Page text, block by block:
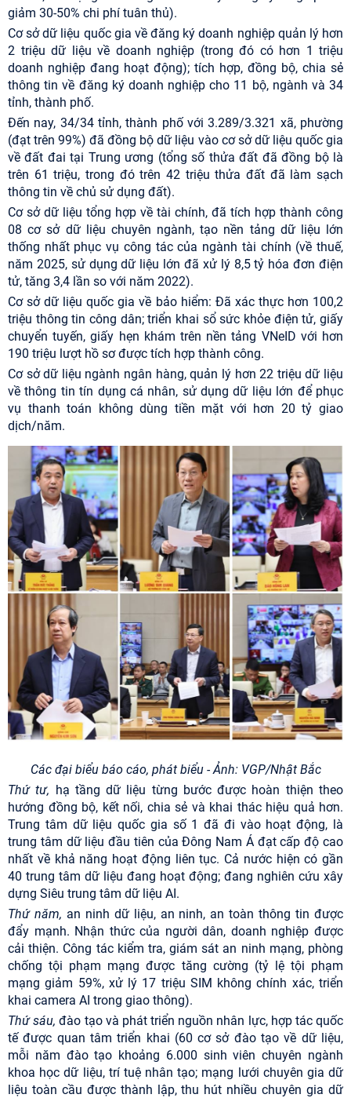
giảm 30-50% chi phí tuân thủ).
Cơ sở dữ liệu quốc gia về đăng ký doanh nghiệp quản lý hơn
2 triệu dữ liệu về doanh nghiệp (trong đó có hơn 1 triệu
doanh nghiệp đang hoạt động); tích hợp, đồng bộ, chia sẻ
thông tin về đăng ký doanh nghiệp cho 11 bộ, ngành và 34
tỉnh, thành phố.
Đến nay, 34/34 tỉnh, thành phố với 3.289/3.321 xã, phường
(đạt trên 99%) đã đồng bộ dữ liệu vào cơ sở dữ liệu quốc gia
về đất đai tại Trung ương (tổng số thửa đất đã đồng bộ là
trên 61 triệu, trong đó trên 42 triệu thửa đất đã làm sạch
thông tin về chủ sử dụng đất).
Cơ sở dữ liệu tổng hợp về tài chính, đã tích hợp thành công
08 cơ sở dữ liệu chuyên ngành, tạo nền tảng dữ liệu lớn
thống nhất phục vụ công tác của ngành tài chính (về thuế,
năm 2025, sử dụng dữ liệu lớn đã xử lý 8,5 tỷ hóa đơn điện
tử, tăng 3,4 lần so với năm 2022).
Cơ sở dữ liệu quốc gia về bảo hiểm: Đã xác thực hơn 100,2
triệu thông tin công dân; triển khai sổ sức khỏe điện tử, giấy
chuyển tuyến, giấy hẹn khám trên nền tảng VNeID với hơn
190 triệu lượt hồ sơ được tích hợp thành công.
Cơ sở dữ liệu ngành ngân hàng, quản lý hơn 22 triệu dữ liệu
về thông tin tín dụng cá nhân, sử dụng dữ liệu lớn để phục
vụ thanh toán không dùng tiền mặt với hơn 20 tỷ giao
dịch/năm.
Các đại biểu báo cáo, phát biểu - Ảnh: VGP/Nhật Bắc
Thứ tư, hạ tầng dữ liệu từng bước được hoàn thiện theo
hướng đồng bộ, kết nối, chia sẻ và khai thác hiệu quả hơn.
Trung tâm dữ liệu quốc gia số 1 đã đi vào hoạt động, là
trung tâm dữ liệu đầu tiên của Đông Nam Á đạt cấp độ cao
nhất về khả năng hoạt động liên tục. Cả nước hiện có gần
40 trung tâm dữ liệu đang hoạt động; đang nghiên cứu xây
dựng Siêu trung tâm dữ liệu AI.
Thứ năm, an ninh dữ liệu, an ninh, an toàn thông tin được
đẩy mạnh. Nhận thức của người dân, doanh nghiệp được
cải thiện. Công tác kiểm tra, giám sát an ninh mạng, phòng
chống tội phạm mạng được tăng cường (tỷ lệ tội phạm
mạng giảm 59%, xử lý 17 triệu SIM không chính xác, triển
khai camera AI trong giao thông).
Thứ sáu,đào tạo và phát triển nguồn nhân lực, hợp tác quốc
tế được quan tâm triển khai (60 cơ sở đào tạo về dữ liệu,
mỗi năm đào tạo khoảng 6.000 sinh viên chuyên ngành
khoa học dữ liệu, trí tuệ nhân tạo; mạng lưới chuyên gia dữ
liệu toàn cầu được thành lập, thu hút nhiều chuyên gia dữ